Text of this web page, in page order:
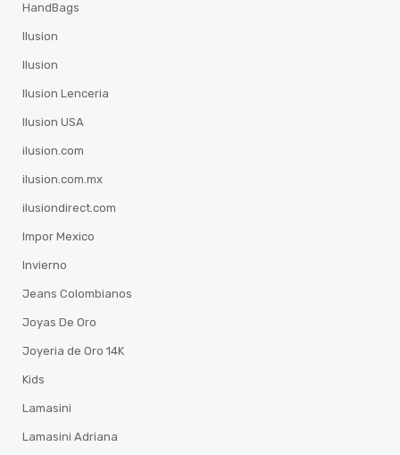
HandBags
Ilusion
Ilusion
Ilusion Lenceria
Ilusion USA
ilusion.com
ilusion.com.mx
ilusiondirect.com
Impor Mexico
Invierno
Jeans Colombianos
Joyas De Oro
Joyeria de Oro 14K
Kids
Lamasini
Lamasini Adriana